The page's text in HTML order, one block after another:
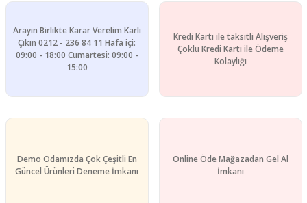
Arayın Birlikte Karar Verelim Karlı
Çıkın 0212 - 236 84 11 Hafa içi:
09:00 - 18:00 Cumartesi: 09:00 -
15:00
Kredi Kartı ile taksitli Alışveriş
Çoklu Kredi Kartı ile Ödeme
Kolaylığı
Demo Odamızda Çok Çeşitli En
Güncel Ürünleri Deneme İmkanı
Online Öde Mağazadan Gel Al
İmkanı